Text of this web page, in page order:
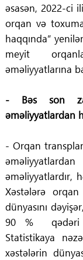
əsasən, 2022-ci
orqan və
haqqında”
meyit
əməliyyatlarına
- Bəs son
əməliyyatlardan
- Orqan
əməliyyatlardır,
Xəstələrə
dünyasını
90 % qədəri
Statistikaya
xəstələrin